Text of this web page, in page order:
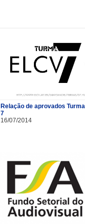
Relação de aprovados Turma
7
16/07/2014